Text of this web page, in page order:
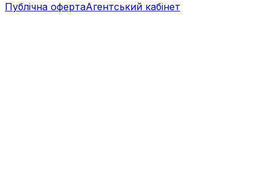
Публічна офертаАгентський кабінет